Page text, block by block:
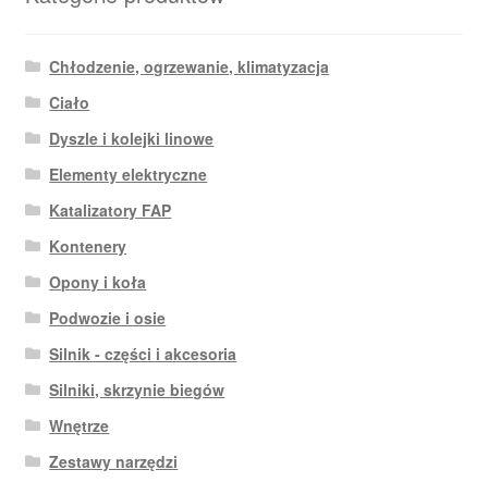
Chłodzenie, ogrzewanie, klimatyzacja
Ciało
Dyszle i kolejki linowe
Elementy elektryczne
Katalizatory FAP
Kontenery
Opony i koła
Podwozie i osie
Silnik - części i akcesoria
Silniki, skrzynie biegów
Wnętrze
Zestawy narzędzi